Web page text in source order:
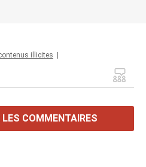
illicites
LES COMMENTAIRES